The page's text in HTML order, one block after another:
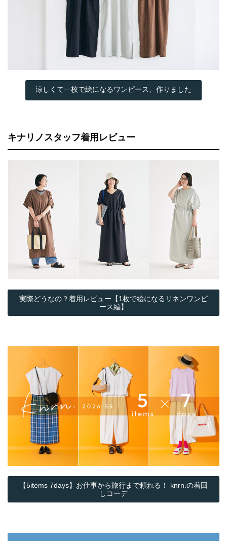
涼しくて一枚で絵になるワンピース、作りました
キナリノスタッフ着用レビュー
実際どうなの？着用レビュー【1枚で絵になるリネンワンピ
ース編】
【5items 7days】お仕事から旅行まで頼れる！ knrn.の着回
しコーデ